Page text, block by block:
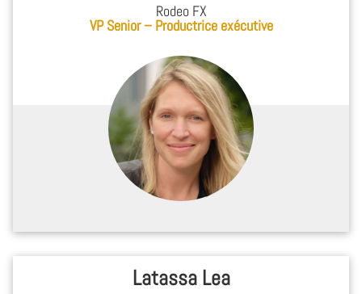
Rodeo FX
VP Senior – Productrice exécutive
Latassa Lea